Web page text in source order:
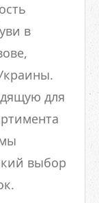
в
для
выбор